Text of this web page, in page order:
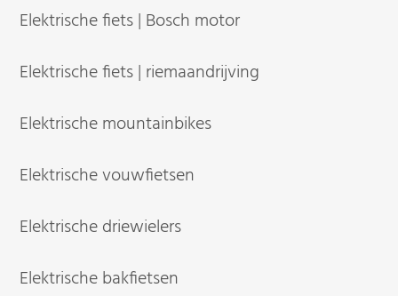
Elektrische fiets | Bosch motor
Elektrische fiets | riemaandrijving
Elektrische mountainbikes
Elektrische vouwfietsen
Elektrische driewielers
Elektrische bakfietsen